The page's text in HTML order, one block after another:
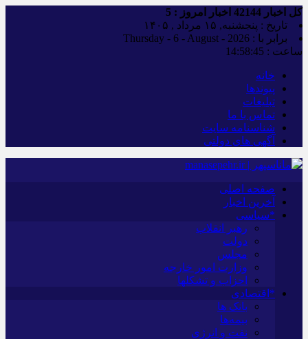
کل اخبار اخبار امروز : 5
تاریخ : پنجشنبه, ۱۵ مرداد , ۱۴۰۵
برابر با : Thursday - 6 - August - 2026
ساعت : 14:58:46
خانه
پیوندها
تبلیغات
تماس با ما
شناسنامه سایت
آگهی های دولتی
صفحه اصلی
آخرین اخبار
*سیاسی
رهبر انقلاب
دولت
مجلس
وزارت امور خارجه
احزاب و تشکلها
*اقتصادی
بانک ها
بیمه‌ها
نفت و انرژی